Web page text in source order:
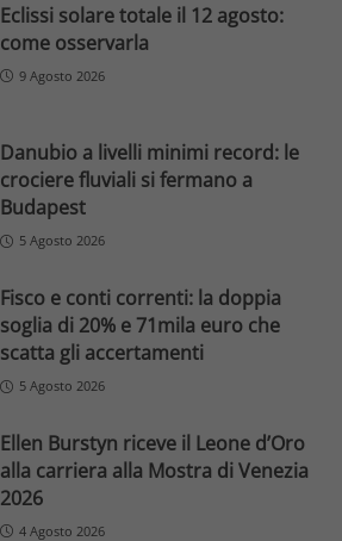
Eclissi solare totale il 12 agosto:
come osservarla
9 Agosto 2026
Danubio a livelli minimi record: le
crociere fluviali si fermano a
Budapest
5 Agosto 2026
Fisco e conti correnti: la doppia
soglia di 20% e 71mila euro che
scatta gli accertamenti
5 Agosto 2026
Ellen Burstyn riceve il Leone d’Oro
alla carriera alla Mostra di Venezia
2026
4 Agosto 2026